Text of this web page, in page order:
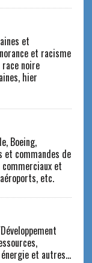
et
et racisme
noire
hier
Boeing,
et commandes de
commerciaux et
etc.
et autres…